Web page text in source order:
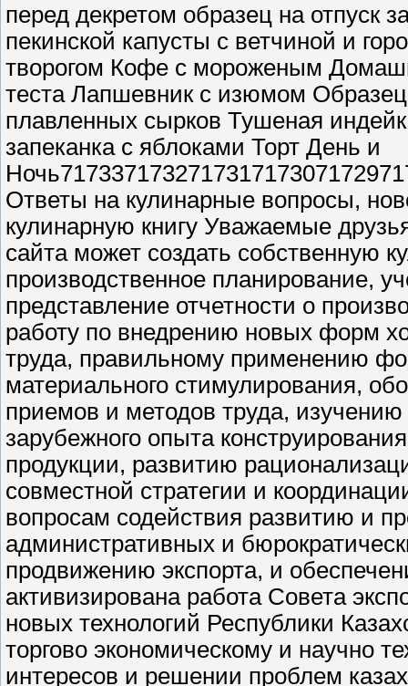
перед декретом образец на отпуск
пекинской капусты с ветчиной и
творогом Кофе с мороженым
теста Лапшевник с изюмом Образец
плавленных сырков Тушеная
запеканка с яблоками Торт День и
Ответы на кулинарные вопросы,
кулинарную книгу Уважаемые
сайта может создать собственную
производственное планирование,
представление отчетности о
работу по внедрению новых форм
труда, правильному применению
материального стимулирования,
приемов и методов труда,
зарубежного опыта
продукции, развитию
совместной стратегии и
вопросам содействия развитию и
административных и
продвижению экспорта, и
активизирована работа Совета
новых технологий Республики
торгово экономическому и научно
интересов и решении проблем